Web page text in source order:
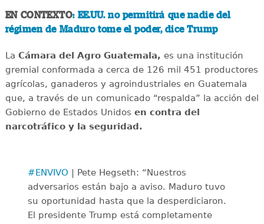
EN CONTEXTO: EE.UU. no permitirá que nadie del
régimen de Maduro tome el poder, dice Trump
La Cámara del Agro Guatemala, es una institución
gremial conformada a cerca de 126 mil 451 productores
agrícolas, ganaderos y agroindustriales en Guatemala
que, a través de un comunicado “respalda” la acción del
Gobierno de Estados Unidos en contra del
narcotráfico y la seguridad.
#ENVIVO | Pete Hegseth: “Nuestros
adversarios están bajo a aviso. Maduro tuvo
su oportunidad hasta que la desperdiciaron.
El presidente Trump está completamente